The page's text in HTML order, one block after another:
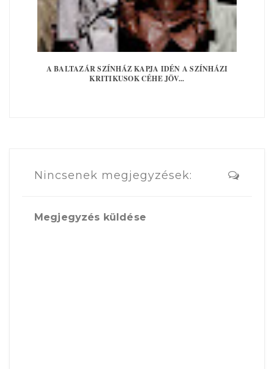
A BALTAZÁR SZÍNHÁZ KAPJA IDÉN A SZÍNHÁZI
KRITIKUSOK CÉHE JÖV...
Nincsenek megjegyzések:
Megjegyzés küldése